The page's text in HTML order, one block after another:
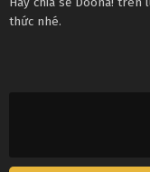
thức nhé.